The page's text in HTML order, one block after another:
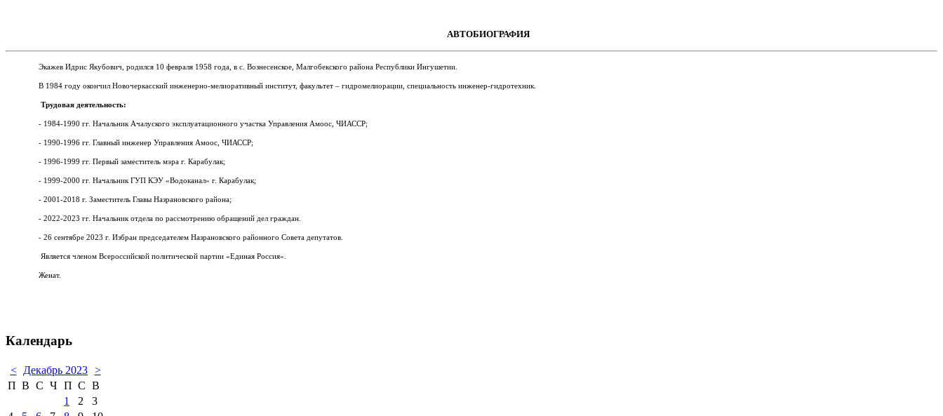
АВТОБИОГРАФИЯ
Экажев Идрис Якубович, родился 10 февраля 1958 года, в с.Вознесенское, Малгобекского района Республики Ингушетии.
В 1984 году окончил Новочеркасский инженерно-мелиоративный институт, факультет – гидромелиорации, специальность инженер-гидротехник.
Трудовая деятельность:
- 1984-1990 гг. Начальник Ачалуского эксплуатационного участка Управления Амоос, ЧИАССР;
- 1990-1996 гг. Главный инженер Управления Амоос, ЧИАССР;
- 1996-1999 гг. Первый заместитель мэра г. Карабулак;
- 1999-2000 гг. Начальник ГУП КЭУ «Водоканал» г. Карабулак;
- 2001-2018 г. Заместитель Главы Назрановского района;
- 2022-2023 гг. Начальник отдела по рассмотрению обращений дел граждан.
- 26 сентябре 2023 г. Избран председателем Назрановского районного Совета депутатов.
Является членом Всероссийской политической партии «Единая Россия».
Женат.
Календарь
< Декабрь 2023 >
П В С Ч П С В
1
2
3